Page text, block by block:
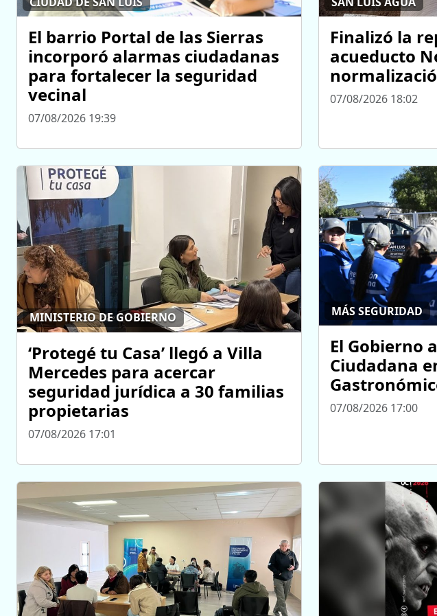
El barrio Portal de las Sierras
incorporó alarmas ciudadanas
para fortalecer la seguridad
vecinal
07/08/2026 19:39
Finalizó la
acueducto
07/08/2026 18:02
MINISTERIO DE GOBIERNO
‘Protegé tu Casa’ llegó a Villa
Mercedes para acercar
seguridad jurídica a 30 familias
propietarias
07/08/2026 17:01
MÁS SEGURIDAD
El Gobierno
Ciudadana
07/08/2026 17:00